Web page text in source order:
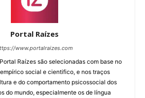
Portal Raízes
www.portalraizes.com
Raízes são selecionadas com base no
social e cientifico, e nos traços
e do comportamento psicossocial dos
do mundo, especialmente os de língua